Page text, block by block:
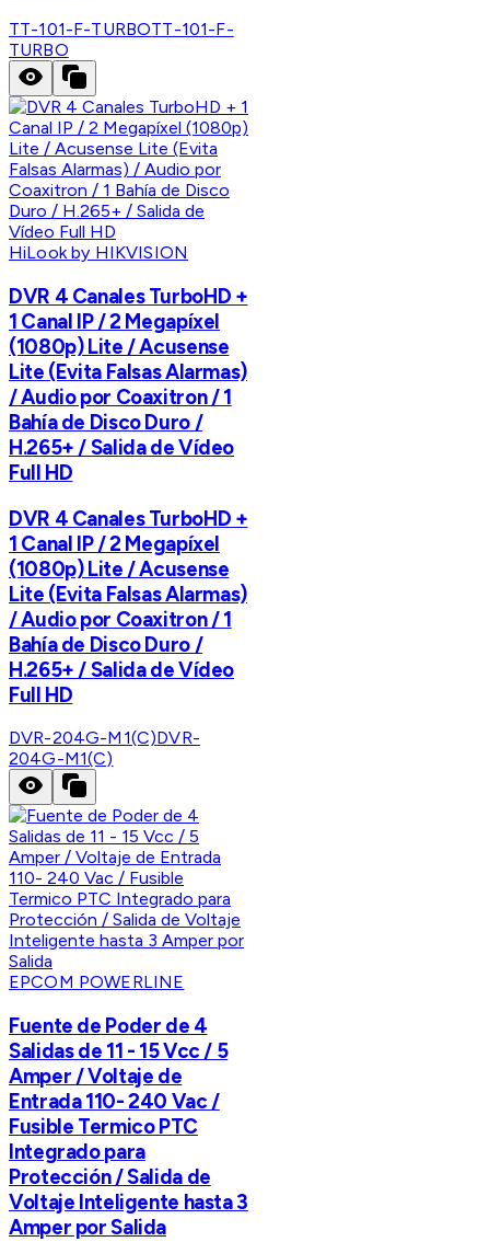
TT-101-F-TURBOTT-101-F-
TURBO
HiLook by HIKVISION
DVR 4 Canales TurboHD +
1 Canal IP / 2 Megapíxel
(1080p) Lite / Acusense
Lite (Evita Falsas Alarmas)
/ Audio por Coaxitron / 1
Bahía de Disco Duro /
H.265+ / Salida de Vídeo
Full HD
DVR 4 Canales TurboHD +
1 Canal IP / 2 Megapíxel
(1080p) Lite / Acusense
Lite (Evita Falsas Alarmas)
/ Audio por Coaxitron / 1
Bahía de Disco Duro /
H.265+ / Salida de Vídeo
Full HD
DVR-204G-M1(C)DVR-
204G-M1(C)
EPCOM POWERLINE
Fuente de Poder de 4
Salidas de 11 - 15 Vcc / 5
Amper / Voltaje de
Entrada 110- 240 Vac /
Fusible Termico PTC
Integrado para
Protección / Salida de
Voltaje Inteligente hasta 3
Amper por Salida